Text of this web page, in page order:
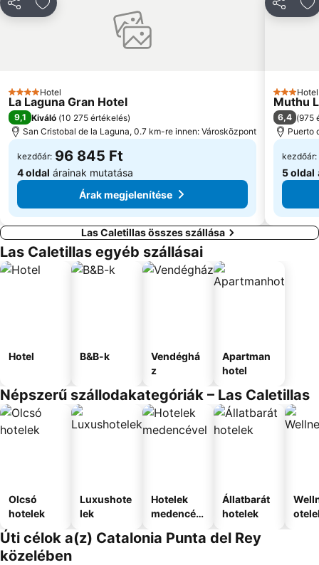
MegosztásHozzáadás a kedvencekhez
4 Kategória
Hotel
La Laguna Gran Hotel
9,1 Kiváló (10 275 értékelés)
San Cristobal de la Laguna, 0.7 km-re innen: Városközpont
kezdőár: 96 845 Ft
4 oldal árainak mutatása
Árak megjelenítése
3 Hotel
Muthu
6,4 (975
Puerto
kezdőár:
5 oldal
Las Caletillas összes szállása
Las Caletillas egyéb szállásai
Hotel B&B-k
Vendéghá
z
Apartman
hotel
Népszerű szállodakategóriák – Las Caletillas
Olcsó
hotelek
Luxushote
lek
Hotelek
medencév
Állatbarát
hotelek
Úti célok a(z) Catalonia Punta del Rey
közelében